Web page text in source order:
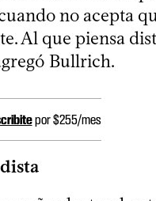
no acepta
Al que piensa
Bullrich.
por $255/mes